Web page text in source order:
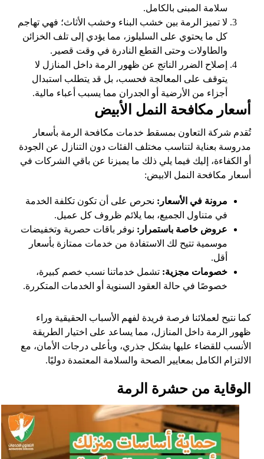
سلامة المبنى بالكامل.
لا تميز الرمة بين خشب البناء وخشب الأثاث؛ فهي تهاجم
كل ما يحتوي على السليلوز، مما يؤدي إلى تلف الخزائن
والطاولات وحتى القطع النادرة في وقت قصير.
إصلاح الضرر الناتج عن ظهور الرمة داخل المنازل لا
يتوقف على المعالجة فحسب، بل قد يتطلب استبدال
أجزاء من الأرضية أو الجدران مما يسبب أعباء مالية.
أسعار مكافحة النمل الأبيض
تُقدم شركة التعاون بمسقط خدمات مكافحة الرمة بأسعار
مدروسة بعناية لتناسب مختلف الفئات دون التنازل عن الجودة
أو الكفاءة، إليك فيما يلي ذلك ما يميزنا عن باقي الشركات في
أسعار مكافحة النمل الابيض:
مرونة في الأسعار: نحرص على أن تكون تكلفة الخدمة
في متناول الجميع، بما يلائم ظروف كل عميل.
عروض خاصة باستمرار: نوفر باقات حصرية وتخفيضات
موسمية تتيح لك الاستفادة من خدمات ممتازة بأسعار
أقل.
خصومات مجزية: تشمل خدماتنا نسب خصم كبيرة،
خصوصًا في حالة العقود السنوية أو الخدمات المتكررة.
كما نتيح لعملائنا فرصة فريدة لفهم الأسباب الحقيقية وراء
ظهور الرمة داخل المنازل، مما يساعد على اختيار الطريقة
الأنسب للقضاء عليها بشكل جذري، وبأعلى درجات الأمان، مع
الالتزام الكامل بمعايير الصحة والسلامة المعتمدة دوليًا.
الوقاية من حشرة الرمة